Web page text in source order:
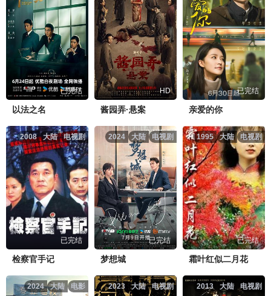
已完结
以法之名
HD
酱园弄·悬案
已完结
亲爱的你
电视剧
大陆
2008
已完结
检察官手记
电视剧
大陆
2024
已完结
梦想城
电视剧
大陆
1995
已完结
霜叶红似二月花
电影
大陆
2024 电视剧
大陆
2023 电视剧
大陆
2013